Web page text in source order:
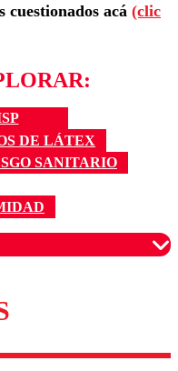
cuestionados acá (clic
DE LÁTEX
SANITARIO
para garantizar un